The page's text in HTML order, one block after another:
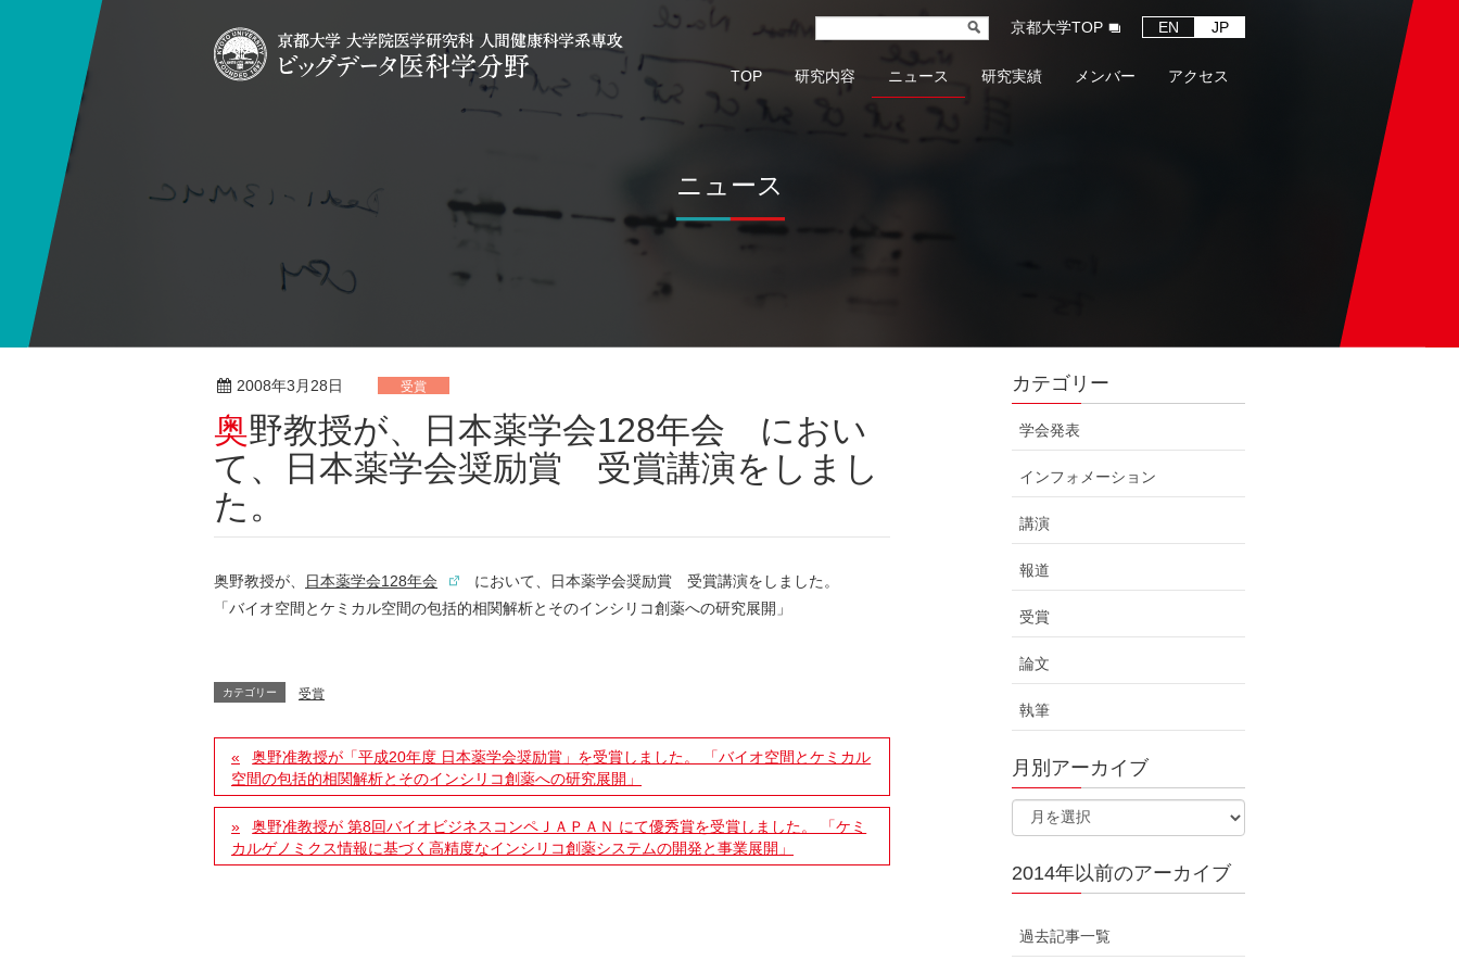
京都大学TOP EN JP
TOP 研究内容 ニュース 研究実績 メンバー アクセス
ニュース
2008年3月28日 受賞
奥野教授が、日本薬学会128年会 におい
て、日本薬学会奨励賞 受賞講演をしまし
た。
奥野教授が、 日本薬学会128年会
において、日本薬学会奨励賞 受賞講演をしました。
「バイオ空間とケミカル空間の包括的相関解析とそのインシリコ創薬への研究展開」
カテゴリー 受賞
奥野准教授が「平成20年度 日本薬学会奨励賞」を受賞しました。 「バイオ空間とケミカル
空間の包括的相関解析とそのインシリコ創薬への研究展開」
奥野准教授が 第8回バイオビジネスコンペＪＡＰＡＮ にて優秀賞を受賞しました。 「ケミ
カルゲノミクス情報に基づく高精度なインシリコ創薬システムの開発と事業展開」
カテゴリー
学会発表
インフォメーション
講演
報道
受賞
論文
執筆
月別アーカイブ
2014年以前のアーカイブ
過去記事一覧